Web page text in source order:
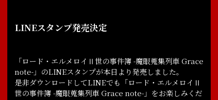
LINEスタンプ発売決定
「ロード・エルメロイⅡ世の事件簿 -魔眼蒐集列車 Grace
note-」のLINEスタンプが本日より発売しました。
是非ダウンロードしてLINEでも「ロード・エルメロイⅡ
世の事件簿 -魔眼蒐集列車 Grace note-」をお楽しみくだ